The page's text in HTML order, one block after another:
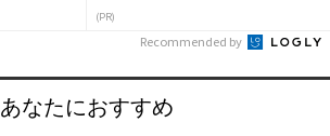
(PR)
Recommended by
あなたにおすすめ